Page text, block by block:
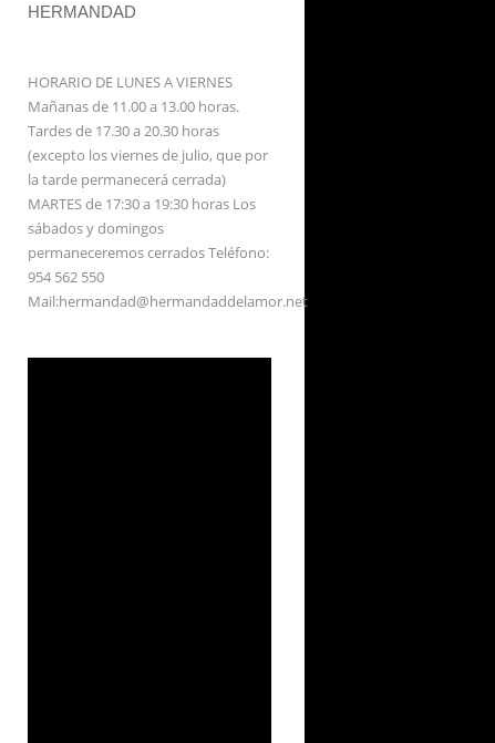
HERMANDAD
HORARIO DE LUNES A VIERNES
Mañanas de 11.00 a 13.00 horas.
Tardes de 17.30 a 20.30 horas
(excepto los viernes de julio, que por
la tarde permanecerá cerrada)
MARTES de 17:30 a 19:30 horas Los
sábados y domingos
permaneceremos cerrados Teléfono:
954 562 550
Mail:hermandad@hermandaddelamor.net